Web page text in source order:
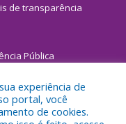
de transparência
Pública
experiência de
portal, você
de cookies.